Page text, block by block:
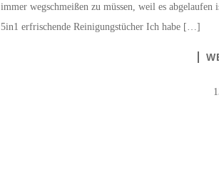
immer wegschmeißen zu müssen, weil es
5in1 erfrischende Reinigungstücher Ich habe […]